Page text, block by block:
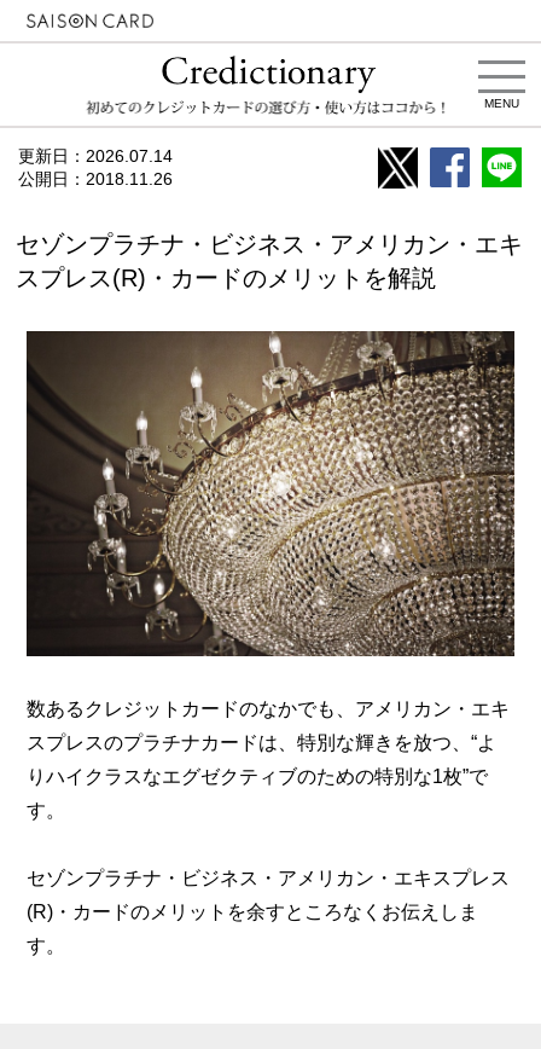
MENU
更新日： 2026.07.14
公開日： 2018.11.26
セゾンプラチナ・ビジネス・アメリカン・エキ
スプレス(R)・カードのメリットを解説
数あるクレジットカードのなかでも、アメリカン・エキ
スプレスのプラチナカードは、特別な輝きを放つ、“よ
りハイクラスなエグゼクティブのための特別な1枚”で
す。
セゾンプラチナ・ビジネス・アメリカン・エキスプレス
(R)・カードのメリットを余すところなくお伝えしま
す。